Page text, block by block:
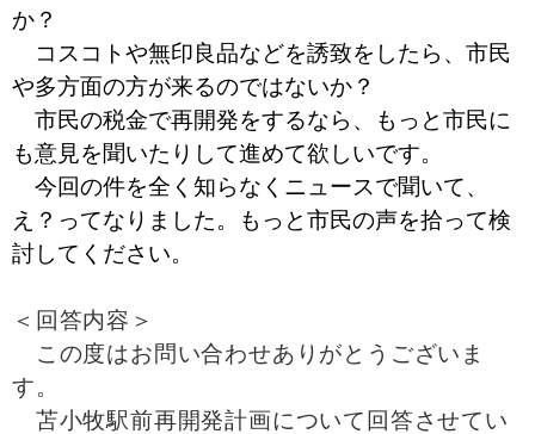
か？
コスコトや無印良品などを誘致をしたら、市民
や多方面の方が来るのではないか？
市民の税金で再開発をするなら、もっと市民に
も意見を聞いたりして進めて欲しいです。
今回の件を全く知らなくニュースで聞いて、
え？ってなりました。もっと市民の声を拾って検
討してください。
＜回答内容＞
この度はお問い合わせありがとうございま
す。
苫小牧駅前再開発計画について回答させてい